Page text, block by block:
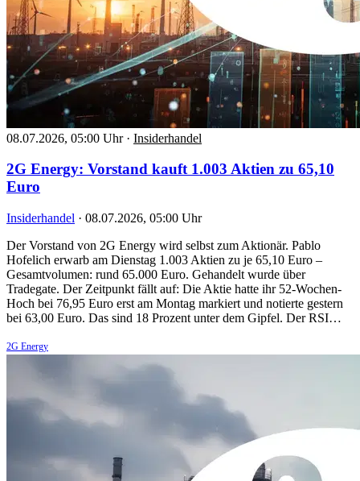
08.07.2026, 05:00 Uhr · Insiderhandel
2G Energy: Vorstand kauft 1.003 Aktien zu 65,10
Euro
Insiderhandel · 08.07.2026, 05:00 Uhr
Der Vorstand von 2G Energy wird selbst zum Aktionär. Pablo
Hofelich erwarb am Dienstag 1.003 Aktien zu je 65,10 Euro –
Gesamtvolumen: rund 65.000 Euro. Gehandelt wurde über
Tradegate. Der Zeitpunkt fällt auf: Die Aktie hatte ihr 52-Wochen-
Hoch bei 76,95 Euro erst am Montag markiert und notierte gestern
bei 63,00 Euro. Das sind 18 Prozent unter dem Gipfel. Der RSI…
2G Energy